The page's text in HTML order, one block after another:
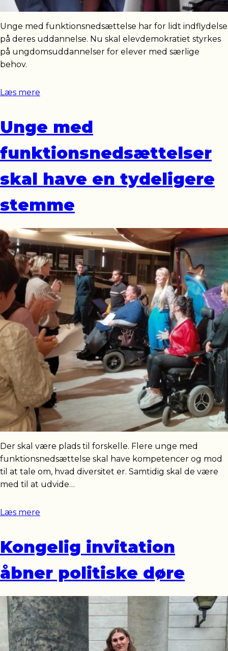
Unge med funktionsnedsættelse har for lidt indflydelse
på deres uddannelse. Nu skal elevdemokratiet styrkes
på ungdomsuddannelser for elever med særlige
behov.
Læs mere
Unge med
funktionsnedsættelser
skal have en tydeligere
stemme
Der skal være plads til forskelle. Flere unge med
funktionsnedsættelse skal have kompetencer og mod
til at tale om, hvad diversitet er. Samtidig skal de være
med til at udvide…
Læs mere
Kongelig invitation
åbner politiske døre